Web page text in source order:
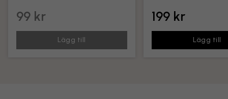
99 kr
Lägg till
199 kr
Lägg till